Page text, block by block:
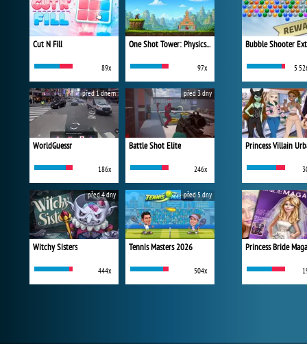
Cut N Fill
89x
One Shot Tower: Physics Destroyer
97x
WorldGuessr
186x
před 1 dnem
Battle Shot Elite
246x
před 3 dny
Witchy Sisters
444x
před 4 dny
Tennis Masters 2026
504x
před 5 dny
Bubble Shooter
5
Princess Bride